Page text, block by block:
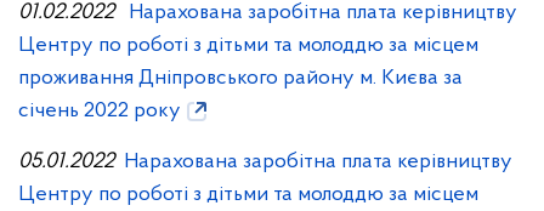
01.02.2022 Нарахована заробітна плата керівництву
Центру по роботі з дітьми та молоддю за місцем
проживання Дніпровського району м. Києва за
січень 2022 року
05.01.2022 Нарахована заробітна плата керівництву
Центру по роботі з дітьми та молоддю за місцем